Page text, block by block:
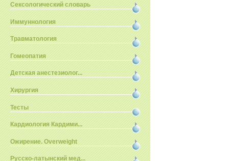
Сексологический словарь
Иммуннология
Травматология
Гомеопатия
Детская анестезиолог...
Хирургия
Тесты
Кардиология Кардими...
Ожирение. Overweight
Русско-латынский мед...